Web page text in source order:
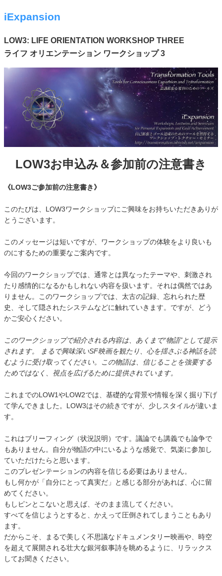
iExpansion
LOW3: LIFE ORIENTATION WORKSHOP THREE
ライフ オリエンテーション ワークショップ 3
LOW3お申込み＆参加前の注意書き
《LOW3ご参加前の注意書き》
このたびは、LOW3ワークショップにご興味をお持ちいただきありが
とうございます。
このメッセージは短いですが、ワークショップの体験をより良いも
のにするための重要なご案内です。
今回のワークショップでは、通常とは異なったテーマや、刺激され
たり感情的になるかもしれない内容を扱います。それは偶然ではあ
りません。このワークショップでは、太古の記録、忘れられた歴
史、そして隠されたシステムなどに触れていきます。ですが、どう
かご安心ください。
このワークショップで紹介される内容は、あくまで“物語”として提示
されます。 まるで興味深いSF映画を観たり、心を揺さぶる神話を読
むように受け取ってください。この物語は、信じることを強要する
ためではなく、視点を広げるために提供されています。
これまでのLOW1やLOW2では、基礎的な背景や情報を深く掘り下げ
て学んできました。LOW3はその続きですが、少しスタイルが違いま
す。
これはブリーフィング（状況説明）です。議論でも講義でも論争で
もありません。自分が物語の中にいるような感覚で、気楽に参加し
ていただけたらと思います。
このプレゼンテーションの内容を信じる必要はありません。
もし何かが「自分にとって真実だ」と感じる部分があれば、心に留
めてください。
もしピンとこないと思えば、そのまま流してください。
すべてを信じようとすると、かえって圧倒されてしまうこともあり
ます。
だからこそ、まるで美しく不思議なドキュメンタリー映画や、時空
を超えて展開される壮大な銀河叙事詩を眺めるように、リラックス
してお聞きください。